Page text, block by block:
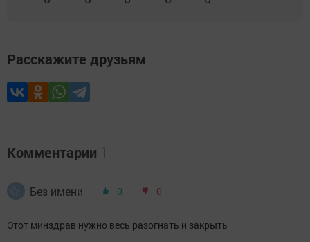
Расскажите друзьям
Комментарии
Без имени 0 0
Этот минздрав нужно весь разогнать и закрыть